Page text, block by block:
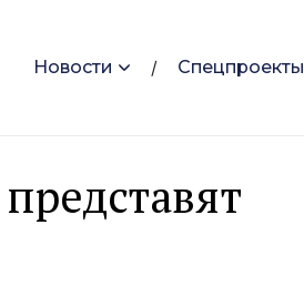
Новости Спецпроекты